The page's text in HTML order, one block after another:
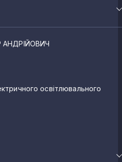
АНДРІЙОВИЧ
освітлювального